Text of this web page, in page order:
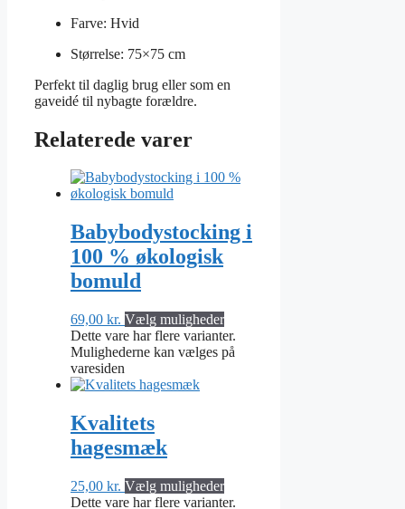
Farve: Hvid
Størrelse: 75×75 cm
Perfekt til daglig brug eller som en
gaveidé til nybagte forældre.
Relaterede varer
Babybodystocking i
100 % økologisk
bomuld
69,00 kr. Vælg muligheder
Dette vare har flere varianter.
Mulighederne kan vælges på
varesiden
Kvalitets
hagesmæk
25,00 kr. Vælg muligheder
Dette vare har flere varianter.